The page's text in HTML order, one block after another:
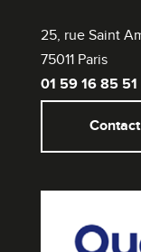
25, rue Saint
75011 Paris
01 59 16 85 51
Contact